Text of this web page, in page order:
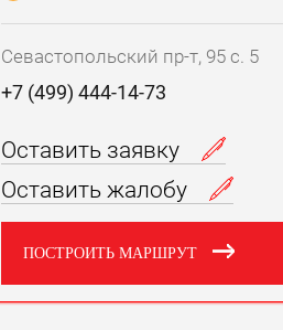
Севастопольский пр-т, 95 с. 5
+7 (499) 444-14-73
Оставить заявку
Оставить жалобу
ПОСТРОИТЬ МАРШРУТ